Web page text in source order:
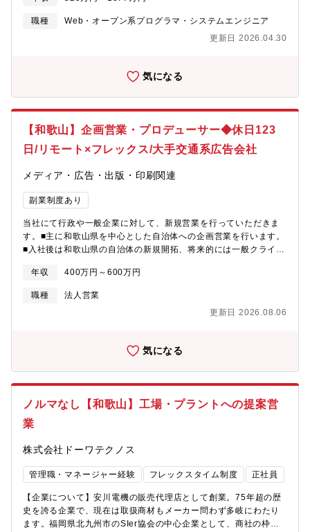
度以降に予定されているお客様先情報システムの標準化プロジェ
クトに向けて、アプリケーション開発・運用の体制をさらに強化
場における生産管理、アプリ開発・保守運用の知識・経験を持つ
いただける方を歓迎します。【業務内容】三菱電機冷熱システム
製作所にて管理、運用する情報システムの開発・保守・運用を担
当して頂きます。情シ部門及びシステム利用部門のスタッフと協
力し、製作所システムの開発・保守運用業務を遂行いただきま
す。（生産管理システム、資材システム、設計システム、営業シ
ステム、経理システム、ワークフローシステムなど）担当職務は
経験・適性の確認後に決定させていただきます。■三菱電機冷熱シ
され、1956年に冷凍機の生産を始めました。主にビルや工場用の
「技術棟」が竣工し、製品企画開発部門と技術部門が集約され、
て、海外の生産拠点や研究開発部門と連携し、世界の空調市場を
牽引しています。◆主要なシステムの構成・Windowsサーバー、
Linuxサーバー、Oracle【配属部署】製作所システム事業 中部情
報システム第二部 冷熱システム課・課：18名・年齢構成（和歌山
代：1名【キャリアパス】当初は、開発または運用のチームメンバ
として、実際に手を動かしながら当社や顧客、当社開発標準等に
だくまで時間をかけて業務を覚えていただきます。その後、一つ
し、マネージャクラスになったあとは後進育成にも携わっていた
だきます。数年内に数名チームのリーダー経験を経て、将来的に
大規模プロジェクトのリーダーを経験いただく想定です。
職種
Web・オープン系プログラマ・システムエンジニア
更新日 2026.04.30
気になる
【和歌山】企画営業・プロデューサー◆休日123
日/リモート×フレックス/大手交通系広告会社
メディア・広告・出版・印刷関連
副業制度あり
当社にて行政や一般企業に対して、新規営業を行っていただきま
す。■主に和歌山県を中心とした自治体への企画営業を行います。
■入社後は和歌山県の自治体の新規開拓、将来的には一般クライア
（大阪本社の別の部署兼務しているため、基本は大阪出社。）部
長嘱託社員（女性）担当：自治体、一般の企業様の開拓
年収 400万円～600万円
職種
法人営業
更新日 2026.08.06
気になる
ノルマなし【和歌山】工場・プラントへの提案営
業
株式会社ドーワテクノス
管理職・マネージャー経験 フレックスタイム制度 正社員
【企業について】安川電機の販売代理店として創業。75年超の歴
史を誇る企業で、現在は取扱商材もメーカー問わず多岐にわたり
ます。福岡県北九州市のSIer協会の中心企業として、商社の枠を